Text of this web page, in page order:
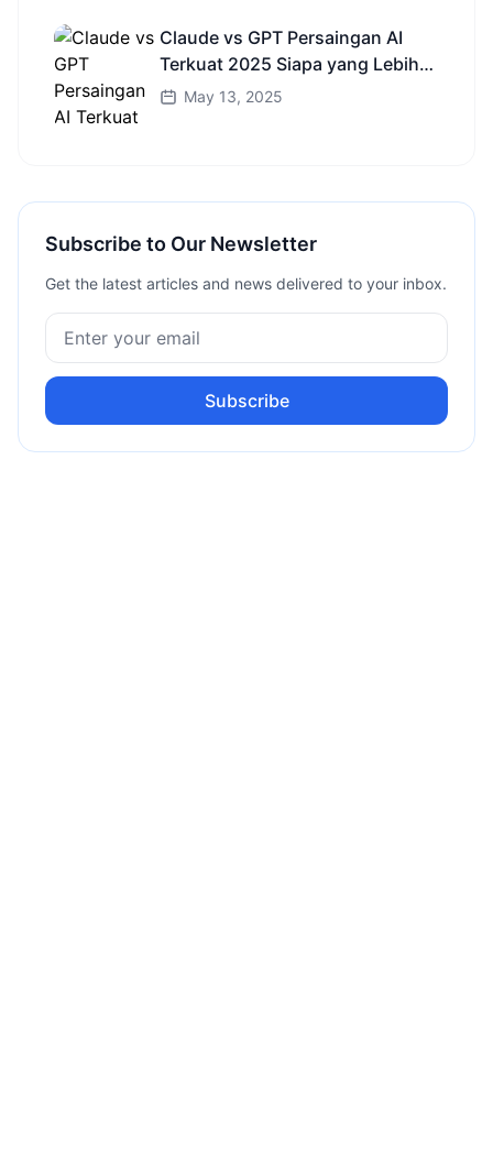
Claude vs GPT Persaingan AI
Terkuat 2025 Siapa yang Lebih
Cerdas?
May 13, 2025
Subscribe to Our Newsletter
Get the latest articles and news delivered to your inbox.
Subscribe